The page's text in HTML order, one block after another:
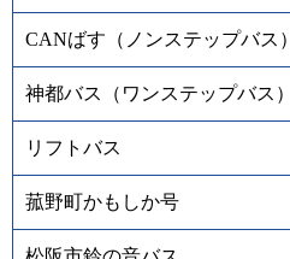
CANばす（ノンステップバス）
神都バス（ワンステップバス）
リフトバス
菰野町かもしか号